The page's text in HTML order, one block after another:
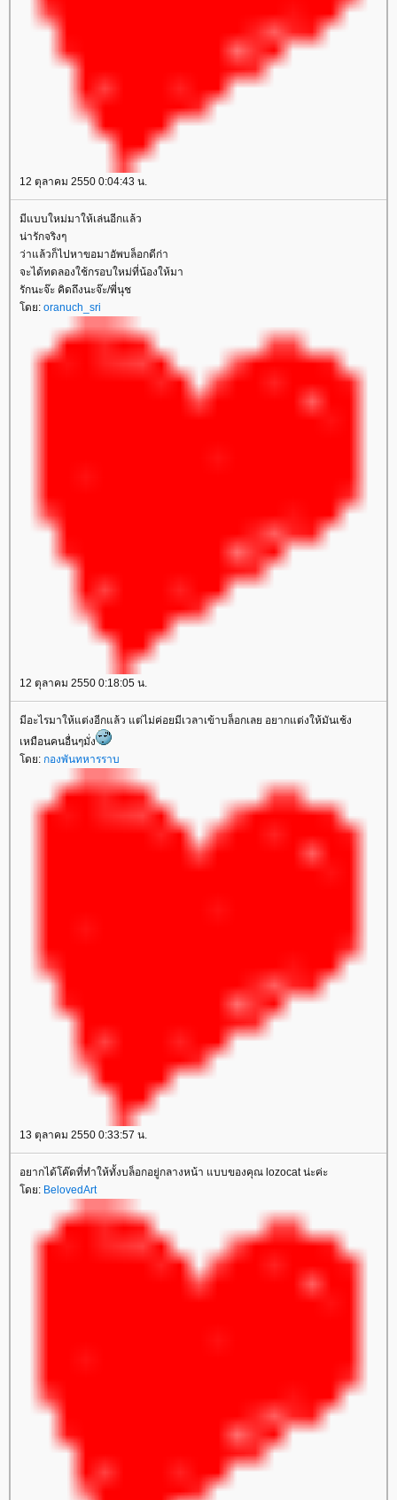
12 ตุลาคม 2550 0:04:43 น.
มีแบบใหม่มาให้เล่นอีกแล้ว
น่ารักจริงๆ
ว่าแล้วก็ไปหาขอมาอัพบล็อกดีก่า
จะได้ทดลองใช้กรอบใหม่ที่น้องให้มา
รักนะจ๊ะ คิดถึงนะจ๊ะ/พี่นุช
ดย: oranuch_sri
12 ตุลาคม 2550 0:18:05 น.
มีอะไรมาให้แต่งอีกแล้ว แต่ไม่ค่อยมีเวลาเข้าบล็อกเลย อยากแต่งให้มันเช้ง
เหมือนคนอื่นๆมั่ง
ดย: กองพันทหารราบ
13 ตุลาคม 2550 0:33:57 น.
อยากได้โค๊ดที่ทำให้ทั้งบล็อกอยู่กลางหน้า แบบของคุณ lozocat น่ะค่ะ
ดย: BelovedArt